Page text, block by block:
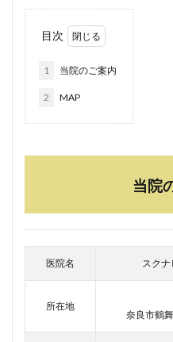
目次
1 当院のご案内
2 MAP
当院
医院名 スク
所在地
奈良市鶴